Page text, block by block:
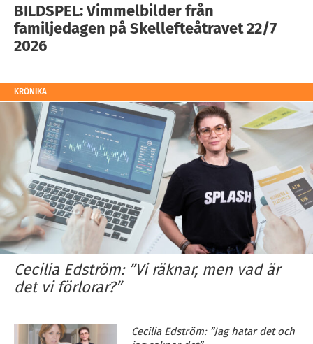
BILDSPEL: Vimmelbilder från
familjedagen på Skellefteåtravet 22/7
2026
KRÖNIKA
Cecilia Edström: ”Vi räknar, men vad är
det vi förlorar?”
Cecilia Edström: ”Jag hatar det och